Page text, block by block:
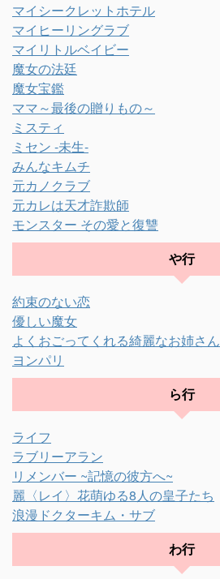
マイシークレットホテル
マイヒーリングラブ
マイリトルベイビー
魔女の法廷
魔女宝鑑
ママ～最後の贈りもの～
ミスティ
ミセン -未生-
みんなキムチ
元カノクラブ
元カレは天才詐欺師
モンスター その愛と復讐
や行
約束のない恋
優しい魔女
よくおごってくれる綺麗なお姉さん
ヨンパリ
ら行
ライフ
ラブリーアラン
リメンバー ~記憶の彼方へ~
麗〈レイ〉花萌ゆる8人の皇子たち
浪漫ドクターキム・サブ
わ行